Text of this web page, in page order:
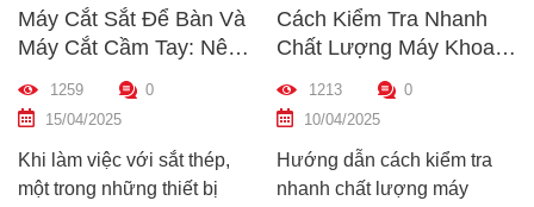
Máy Cắt Sắt Để Bàn Và
Máy Cắt Cầm Tay: Nên
Chọn Loại Nào Phù Hợp
Nhất?
1259
0
15/04/2025
Khi làm việc với sắt thép,
một trong những thiết bị
Cách Kiểm Tra Nhanh
Chất Lượng Máy Khoan
Trước Khi Mua – Hướng
Dẫn Chi Tiết Cho Người
Mới
1213
0
10/04/2025
Hướng dẫn cách kiểm tra
nhanh chất lượng máy